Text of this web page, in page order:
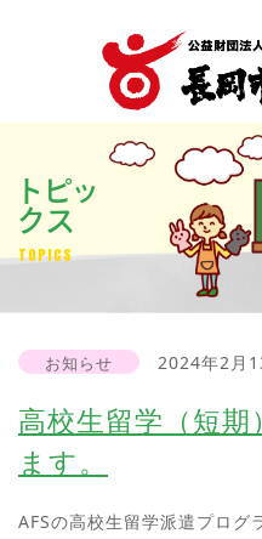
トピッ
クス
TOPICS
お知らせ 2024年2月
高校生留学（短
ます。
AFSの高校生留学派遣プログ